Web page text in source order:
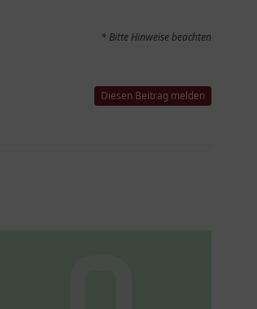
* Bitte Hinweise beachten
Diesen Beitrag melden